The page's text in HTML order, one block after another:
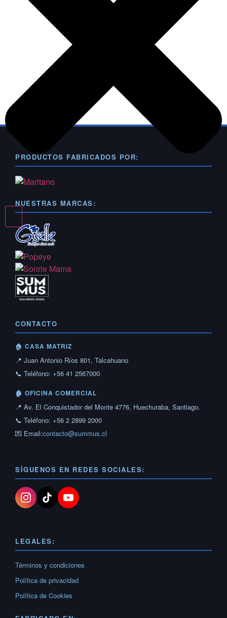
PRODUCTOS FABRICADOS POR:
NUESTRAS MARCAS:
CONTACTO
🏠 CASA MATRIZ
📍 Juan Antonio Ríos 801, Talcahuano
📞 Teléfono: +56 41 2567000
🏚 OFICINA COMERCIAL
📍 Av. El Conquistador del Monte 4776, Huechuraba, Santiago.
📞 Teléfono: +56 2 2899 2000
💌 Email:contacto@summus.cl
SÍGUENOS EN REDES SOCIALES:
LEGALES:
Términos y condiciones
Política de privacidad
Política de Cookies